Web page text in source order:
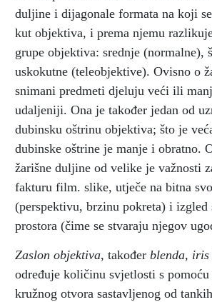
duljine i dijagonale formata na koji
kut objektiva, i prema njemu
grupe objektiva: srednje (normalne),
uskokutne (teleobjektive). Ovisno o
snimani predmeti djeluju veći ili
udaljeniji. Ona je također jedan od
dubinsku oštrinu objektiva; što je
dubinske oštrine je manje i obratno.
žarišne duljine od velike je važnosti
fakturu film. slike, utječe na bitna
(perspektivu, brzinu pokreta) i izgled
prostora (čime se stvaraju njegov
Zaslon objektiva, također blenda, iris
određuje količinu svjetlosti s
kružnog otvora sastavljenog od